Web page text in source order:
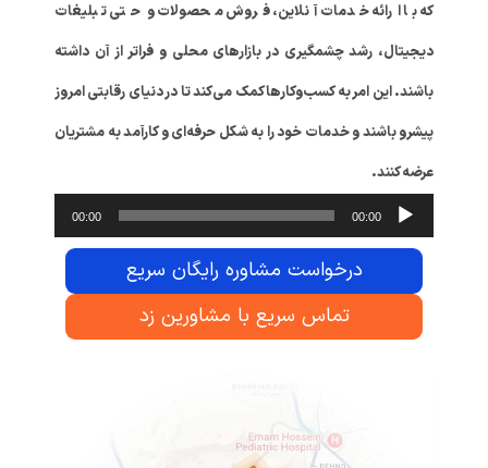
که با ارائه خدمات آنلاین، فروش محصولات و حتی تبلیغات
دیجیتال، رشد چشمگیری در بازارهای محلی و فراتر از آن داشته
باشند. این امر به کسب‌وکارها کمک می‌کند تا در دنیای رقابتی امروز
پیشرو باشند و خدمات خود را به شکل حرفه‌ای و کارآمد به مشتریان
عرضه کنند.
00:00
00:00
درخواست مشاوره رایگان سریع
تماس سریع با مشاورین زد